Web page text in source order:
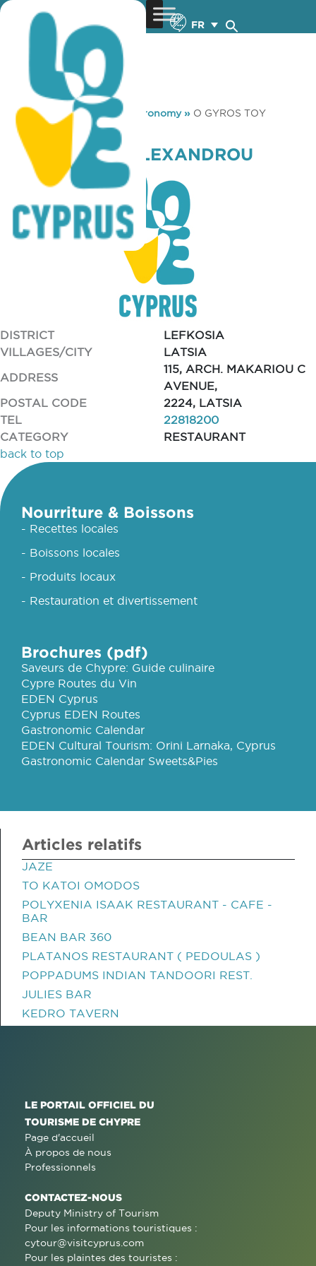
FR
You are here: Home »Gastronomy» O GYROS TOY
ALEXANDROU
O GYROS TOY ALEXANDROU
DISTRICT
LEFKOSIA
VILLAGES/CITY
LATSIA
ADDRESS
115, ARCH. MAKARIOU C
AVENUE,
POSTAL CODE
2224, LATSIA
TEL
22818200
CATEGORY
RESTAURANT
back to top
Nourriture & Boissons
- Recettes locales
- Boissons locales
- Produits locaux
- Restauration et divertissement
Brochures (pdf)
Saveurs de Chypre: Guide culinaire
Cypre Routes du Vin
EDEN Cyprus
Cyprus EDEN Routes
Gastronomic Calendar
EDEN Cultural Tourism: Orini Larnaka, Cyprus
Gastronomic Calendar Sweets&Pies
Articles relatifs
JAZE
TO KATOI OMODOS
POLYXENIA ISAAK RESTAURANT - CAFE -
BAR
BEAN BAR 360
PLATANOS RESTAURANT ( PEDOULAS )
POPPADUMS INDIAN TANDOORI REST.
JULIES BAR
KEDRO TAVERN
LE PORTAIL OFFICIEL DU
TOURISME DE CHYPRE
Page d'accueil
À propos de nous
Professionnels
CONTACTEZ-NOUS
Deputy Ministry of Tourism
Pour les informations touristiques :
cytour@visitcyprus.com
Pour les plaintes des touristes :